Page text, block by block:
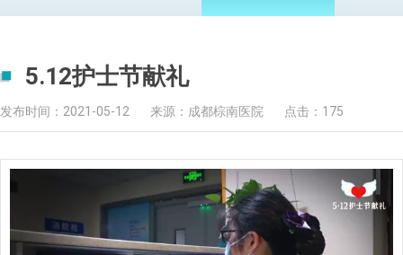
5.12护士节献礼
发布时间：2021-05-12 来源：成都棕南医院 点击：175